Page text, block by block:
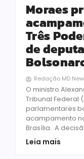
Moraes
Três
de
Redação MD
O ministro
Tribunal Federal
parlamentares
acampamento
Brasília. A
Leia mais